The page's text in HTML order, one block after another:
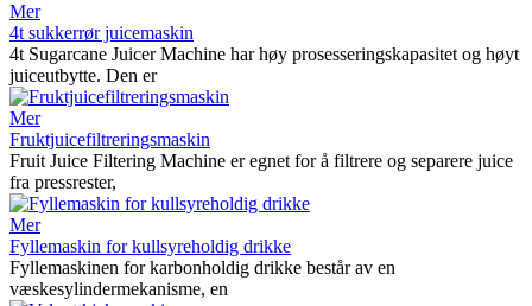
Mer
4t sukkerrør juicemaskin
4t Sugarcane Juicer Machine har høy prosesseringskapasitet og høyt
juiceutbytte. Den er
Mer
Fruktjuicefiltreringsmaskin
Fruit Juice Filtering Machine er egnet for å filtrere og separere juice
fra pressrester,
Mer
Fyllemaskin for kullsyreholdig drikke
Fyllemaskinen for karbonholdig drikke består av en
væskesylindermekanisme, en